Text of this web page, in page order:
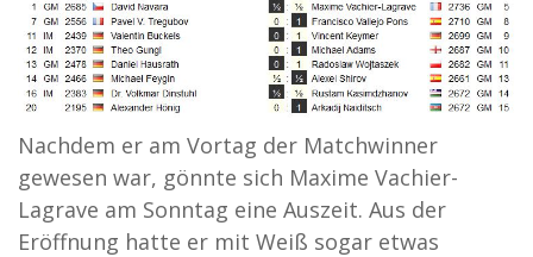
Nachdem er am Vortag der Matchwinner
gewesen war, gönnte sich Maxime Vachier-
Lagrave am Sonntag eine Auszeit. Aus der
Eröffnung hatte er mit Weiß sogar etwas